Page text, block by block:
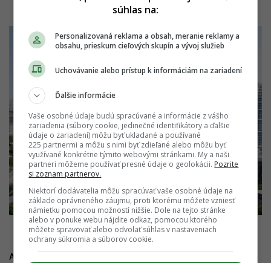
Zdroj: HB Reavis
Ak sa tak stane, pre lokalitu to bude určite problém, nielen
súhlas na:
Personalizovaná reklama a obsah, meranie reklamy a
obsahu, prieskum cieľových skupín a vývoj služieb
Uchovávanie alebo prístup k informáciám na zariadení
Ďalšie informácie
Vaše osobné údaje budú spracúvané a informácie z vášho
zariadenia (súbory cookie, jedinečné identifikátory a ďalšie
údaje o zariadení) môžu byť ukladané a používané
225 partnermi a môžu s nimi byť zdieľané alebo môžu byť
využívané konkrétne týmito webovými stránkami. My a naši
partneri môžeme používať presné údaje o geolokácii. Pozrite
si zoznam partnerov.
Niektorí dodávatelia môžu spracúvať vaše osobné údaje na
základe oprávneného záujmu, proti ktorému môžete vzniesť
námietku pomocou možností nižšie. Dole na tejto stránke
alebo v ponuke webu nájdite odkaz, pomocou ktorého
môžete spravovať alebo odvolať súhlas v nastaveniach
ochrany súkromia a súborov cookie.